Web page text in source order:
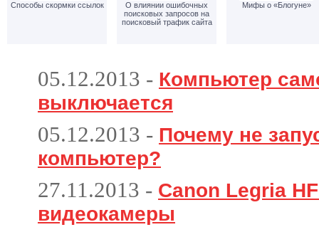
Способы скормки ссылок
О влиянии ошибочных
поисковых запросов на
поисковый трафик сайта
Мифы о «Блогуне»
05.12.2013 - Компьютер
выключается
05.12.2013 - Почему не
компьютер?
27.11.2013 - Canon Legria
видеокамеры